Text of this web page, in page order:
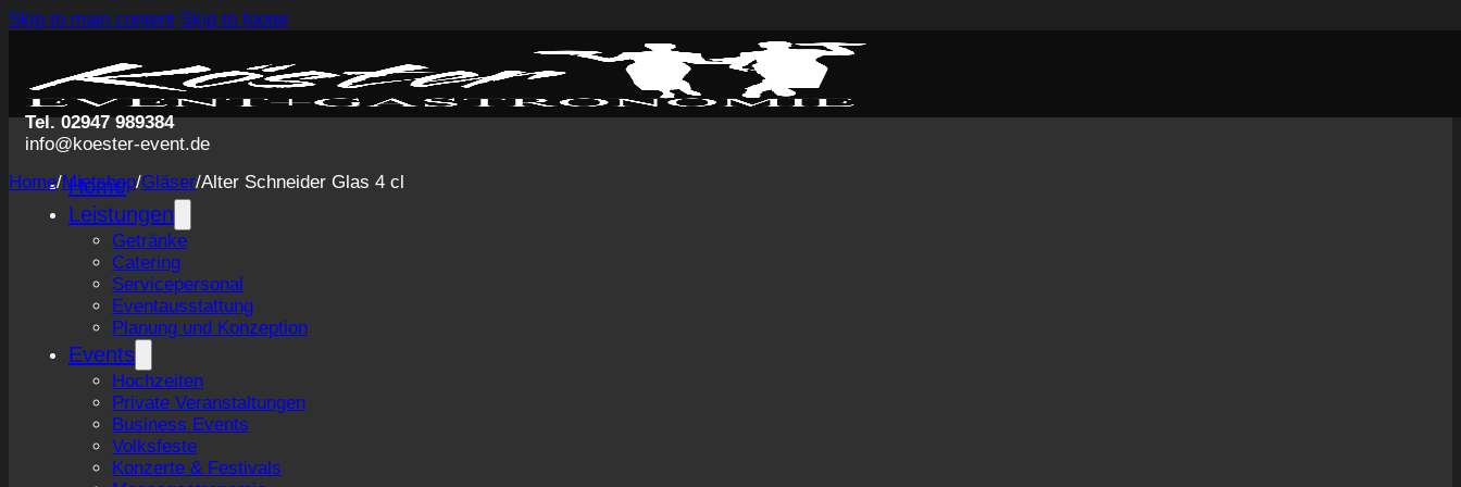
Skip to main content Skip to footer
Tel. 02947 989384
info@koester-event.de
Home
Leistungen
Getränke
Catering
Servicepersonal
Eventausstattung
Planung und Konzeption
Events
Hochzeiten
Private Veranstaltungen
Business Events
Volksfeste
Konzerte & Festivals
Home/Mietshop/Gläser/Alter Schneider Glas 4 cl